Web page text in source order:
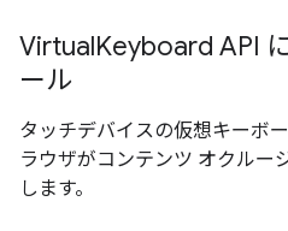
VirtualKeyboard API
ール
タッチデバイスの仮想キーボ
ラウザがコンテンツ オクルー
します。